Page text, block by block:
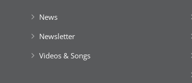
News
Newsletter
Videos & Songs